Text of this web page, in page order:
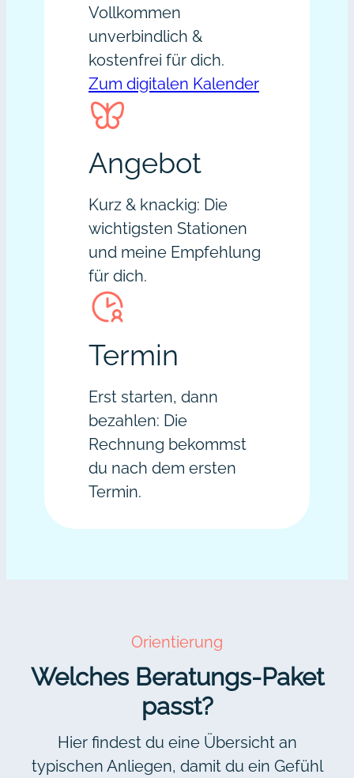
Vollkommen
unverbindlich &
kostenfrei für dich.
Zum digitalen Kalender
Angebot
Kurz & knackig: Die
wichtigsten Stationen
und meine Empfehlung
für dich.
Termin
Erst starten, dann
bezahlen: Die
Rechnung bekommst
du nach dem ersten
Termin.
Orientierung
Welches Beratungs-Paket
passt?
Hier findest du eine Übersicht an
typischen Anliegen, damit du ein Gefühl